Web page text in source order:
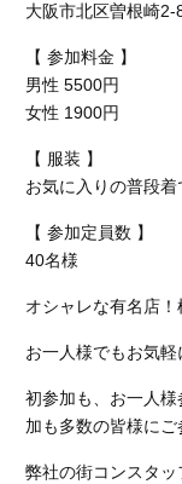
大阪市北区曽根崎2-
【 参加料金 】
男性 5500円
女性 1900円
【 服装 】
お気に入りの普段着
【 参加定員数 】
40名様
オシャレな有名店
お一人様でもお気
初参加も、お一人
加も多数の皆様にご
弊社の街コンスタ